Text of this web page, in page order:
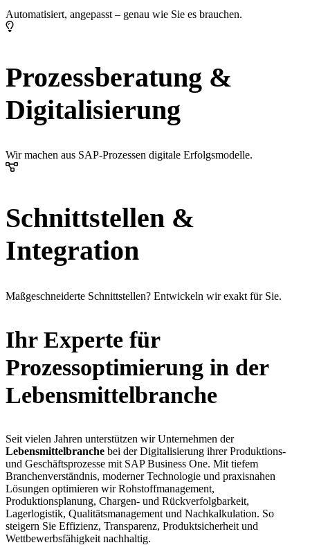
Automatisiert, angepasst – genau wie Sie es brauchen.
Prozessberatung &
Digitalisierung
Wir machen aus SAP-Prozessen digitale Erfolgsmodelle.
Schnittstellen &
Integration
Maßgeschneiderte Schnittstellen? Entwickeln wir exakt für Sie.
Ihr Experte für
Prozessoptimierung in der
Lebensmittelbranche
Seit vielen Jahren unterstützen wir Unternehmen der
Lebensmittelbranche bei der Digitalisierung ihrer Produktions-
und Geschäftsprozesse mit SAP Business One. Mit tiefem
Branchenverständnis, moderner Technologie und praxisnahen
Lösungen optimieren wir Rohstoffmanagement,
Produktionsplanung, Chargen- und Rückverfolgbarkeit,
Lagerlogistik, Qualitätsmanagement und Nachkalkulation. So
steigern Sie Effizienz, Transparenz, Produktsicherheit und
Wettbewerbsfähigkeit nachhaltig.